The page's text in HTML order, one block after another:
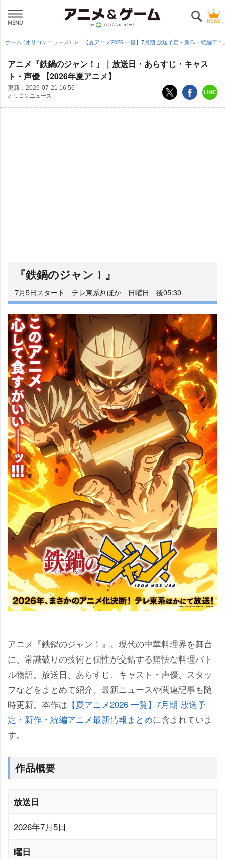
ホーム (オリコンニュース) 【夏アニメ2026 一覧】7月期 放送予定・新作・続編ア
アニメ『鉄鍋のジャン！』｜放送日・あらすじ・キャス
ト・声優 【2026年夏アニメ】
更新： 2026-07-21 16:56
オリコンニュース
『鉄鍋のジャン！』
7月5日スタート テレ東系列ほか 日曜日 後05:30
アニメ『鉄鍋のジャン！』。現代の中華料理界を舞台
に、常識破りの技術と個性が交錯する痛快な料理バト
ル物語。放送日、あらすじ、キャスト・声優、スタッ
フなどをまとめて紹介。最新ニュースや関連記事も随
時更新。本作は 【夏アニメ2026 一覧】7月期 放送予
定・新作・続編アニメ最新情報まとめに含まれていま
す。
作品概要
放送日
2026年7月5日
曜日